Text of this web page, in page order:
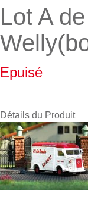
Lot A
Epuisé
Détails du Produit